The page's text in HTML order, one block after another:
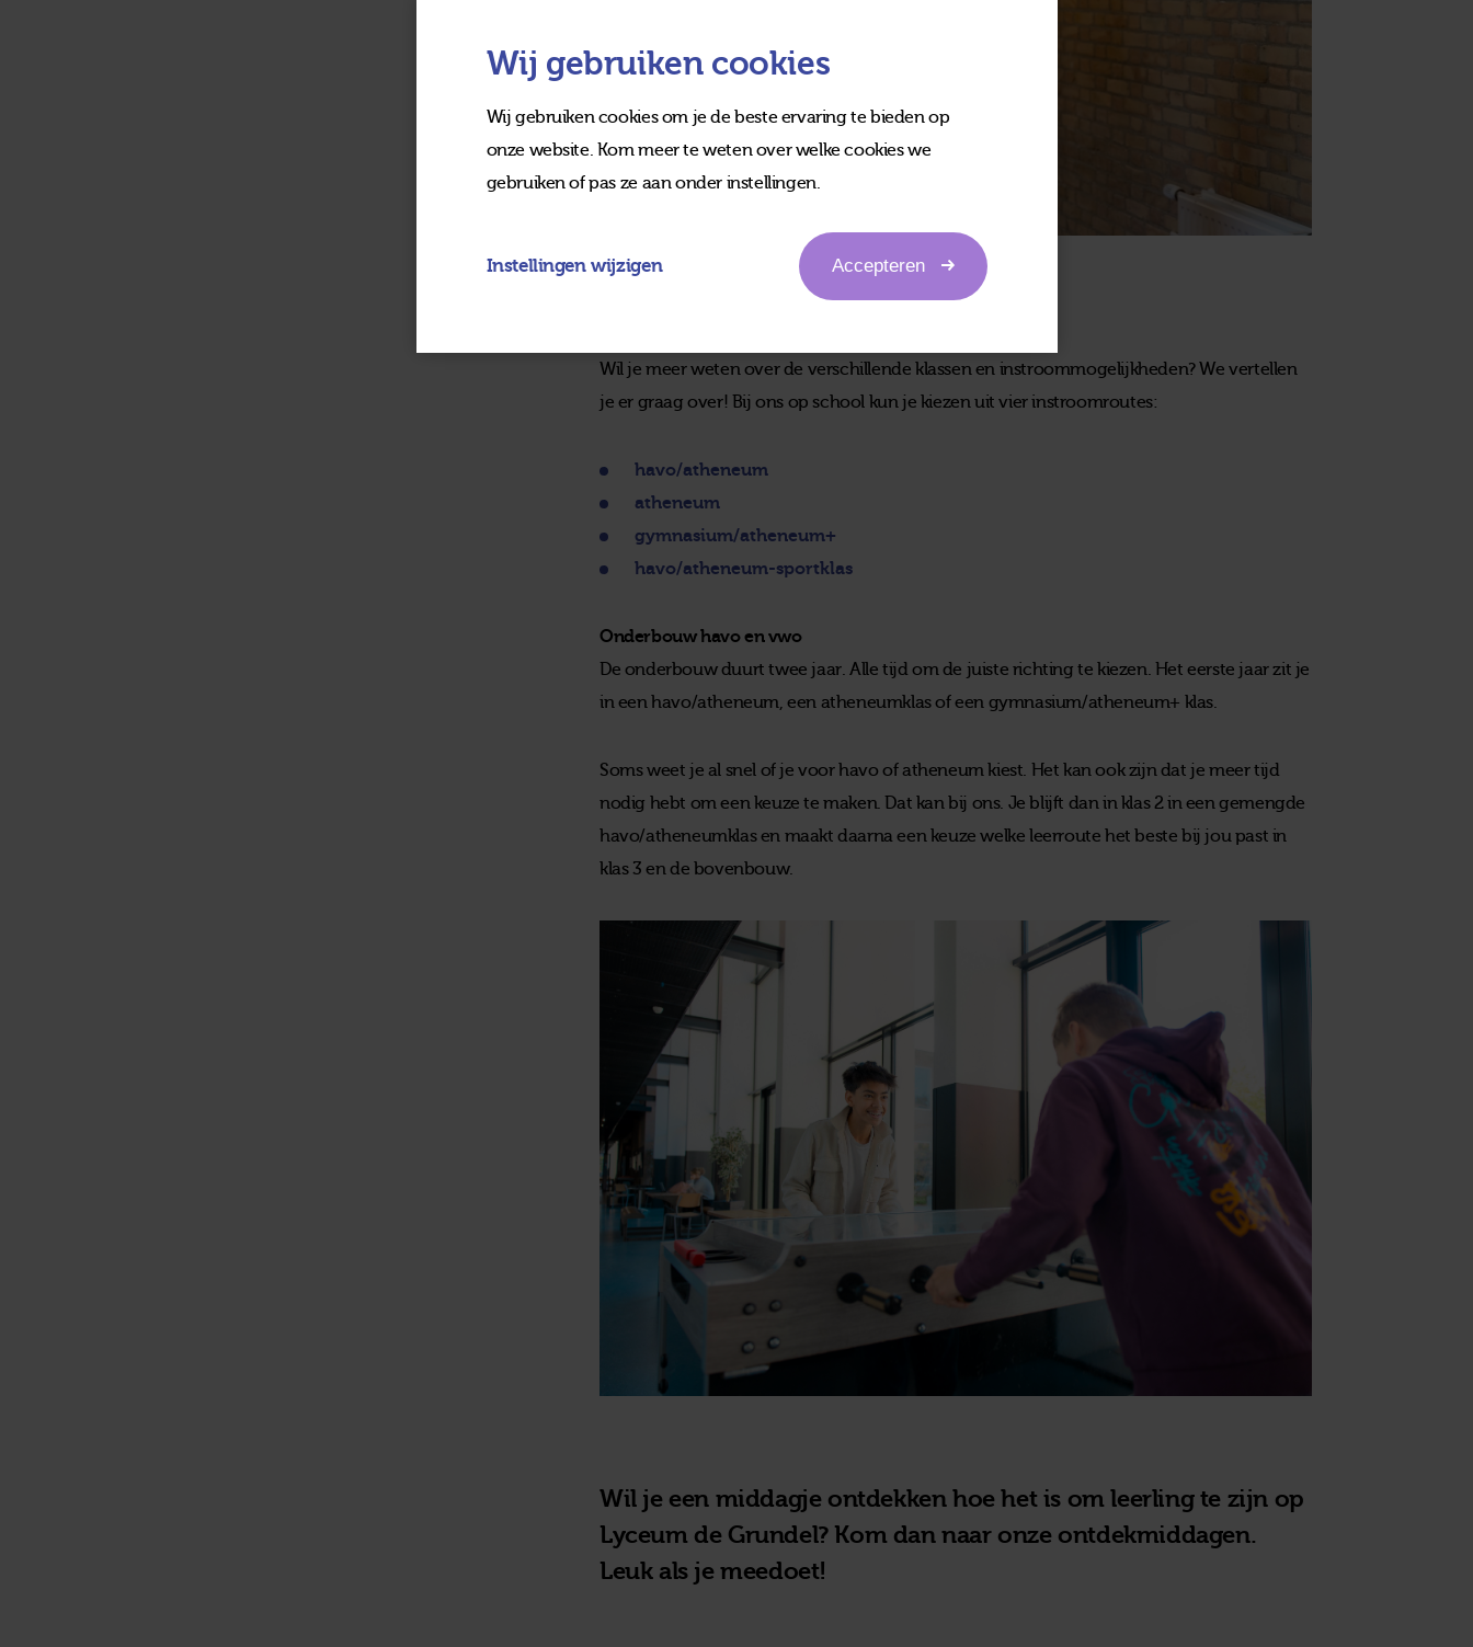
Wil je meer weten over de verschillende klassen en instroommogelijkheden? We vertellen
je er graag over! Bij ons op school kun je kiezen uit vier instroomroutes:
havo/atheneum
atheneum
gymnasium/atheneum+
havo/atheneum-sportklas
Onderbouw havo en vwo
De onderbouw duurt twee jaar. Alle tijd om de juiste richting te kiezen. Het eerste jaar zit je
in een havo/atheneum, een atheneumklas of een gymnasium/atheneum+ klas.
Soms weet je al snel of je voor havo of atheneum kiest. Het kan ook zijn dat je meer tijd
nodig hebt om een keuze te maken. Dat kan bij ons. Je blijft dan in klas 2 in een gemengde
havo/atheneumklas en maakt daarna een keuze welke leerroute het beste bij jou past in
klas 3 en de bovenbouw.
Wil je een middagje ontdekken hoe het is om leerling te zijn op
Lyceum de Grundel? Kom dan naar onze ontdekmiddagen.
Leuk als je meedoet!
Wij gebruiken cookies
Wij gebruiken cookies om je de beste ervaring te bieden op
onze website. Kom meer te weten over welke cookies we
gebruiken of pas ze aan onder instellingen.
Instellingen wijzigen Accepteren